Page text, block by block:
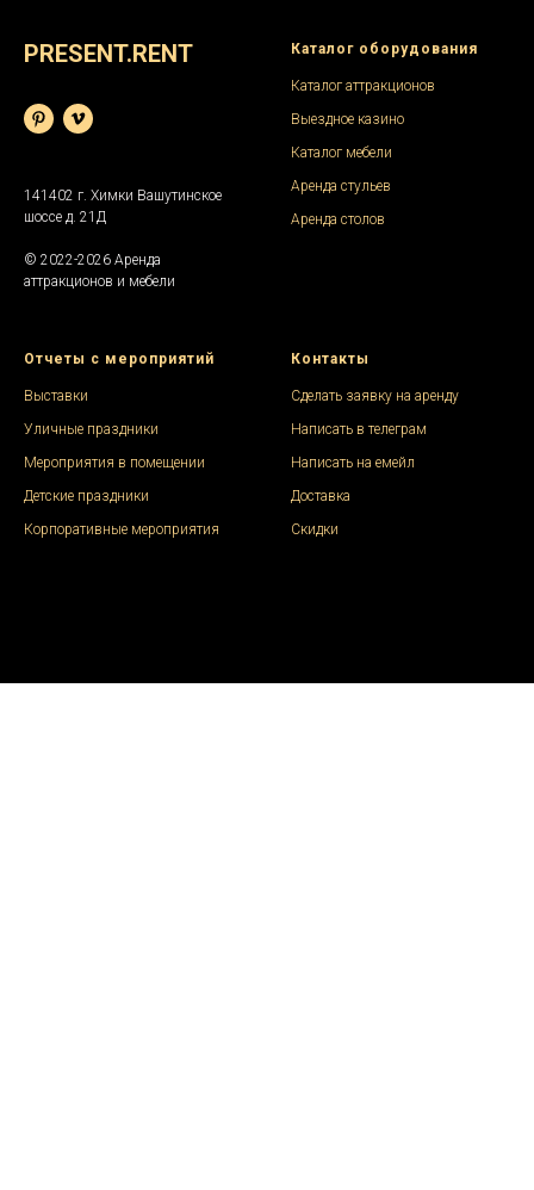
PRESENT.RENT
141402 г. Химки Вашутинское
шоссе д. 21Д
© 2022-2026 Аренда
аттракционов и мебели
Каталог оборудования
Каталог аттракционов
Выездное казино
Каталог мебели
Аренда стульев
Аренда столов
Отчеты с мероприятий
Выставки
Уличные праздники
Мероприятия в помещении
Детские праздники
Корпоративные мероприятия
Контакты
Сделать заявку на аренду
Написать в телеграм
Написать на емейл
Доставка
Скидки